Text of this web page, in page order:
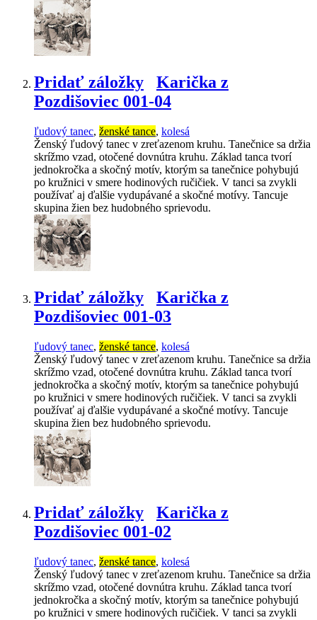
Pridať záložky
Karička z
Pozdišoviec 001-04
ľudový tanec, ženské tance, kolesá
Ženský ľudový tanec v zreťazenom kruhu. Tanečnice sa držia
skrížmo vzad, otočené dovnútra kruhu. Základ tanca tvorí
jednokročka a skočný motív, ktorým sa tanečnice pohybujú
po kružnici v smere hodinových ručičiek. V tanci sa zvykli
používať aj ďalšie vydupávané a skočné motívy. Tancuje
skupina žien bez hudobného sprievodu.
Pridať záložky
Karička z
Pozdišoviec 001-03
ľudový tanec, ženské tance, kolesá
Ženský ľudový tanec v zreťazenom kruhu. Tanečnice sa držia
skrížmo vzad, otočené dovnútra kruhu. Základ tanca tvorí
jednokročka a skočný motív, ktorým sa tanečnice pohybujú
po kružnici v smere hodinových ručičiek. V tanci sa zvykli
používať aj ďalšie vydupávané a skočné motívy. Tancuje
skupina žien bez hudobného sprievodu.
Pridať záložky
Karička z
Pozdišoviec 001-02
ľudový tanec, ženské tance, kolesá
Ženský ľudový tanec v zreťazenom kruhu. Tanečnice sa držia
skrížmo vzad, otočené dovnútra kruhu. Základ tanca tvorí
jednokročka a skočný motív, ktorým sa tanečnice pohybujú
po kružnici v smere hodinových ručičiek. V tanci sa zvykli